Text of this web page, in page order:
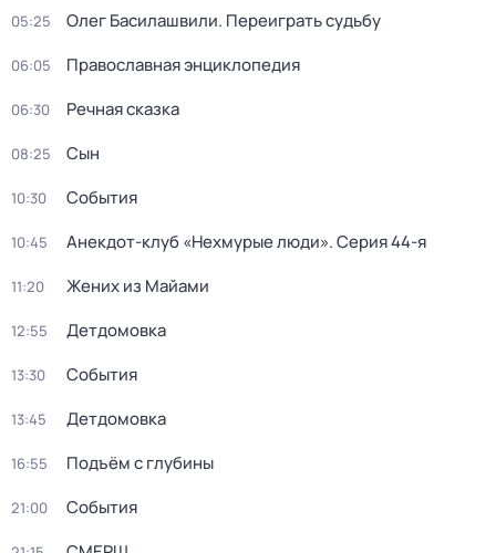
05:25 Олег Басилашвили. Переиграть судьбу
06:05 Православная энциклопедия
06:30 Речная сказка
08:25 Сын
10:30 События
10:45 Анекдот-клуб «Нехмурые люди». Серия 44-я
11:20 Жених из Майами
12:55 Детдомовка
13:30 События
13:45 Детдомовка
16:55 Подъём с глубины
21:00 События